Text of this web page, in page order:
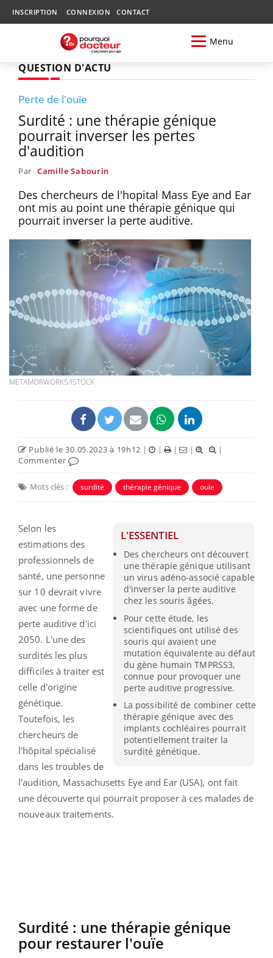
INSCRIPTION CONNEXION CONTACT
Menu
QUESTION D'ACTU
Perte de l'ouïe
Surdité : une thérapie génique
pourrait inverser les pertes
d'audition
Par Camille Sabourin
Des chercheurs de l'hopital Mass Eye and Ear
ont mis au point une thérapie génique qui
pourrait inverser la perte auditive.
METAMORWORKS/ISTOCK
Publié le 30.05.2023 à 19h12 | | | |
|
Commenter
Mots clés : surdité thérapie génique ouïe
L'ESSENTIEL
Des chercheurs ont découvert
une thérapie génique utilisant
un virus adéno-associé capable
d'inverser la perte auditive
chez les souris âgées.
Pour cette étude, les
scientifiques ont utilisé des
souris qui avaient une
mutation équivalente au défaut
du gène humain TMPRSS3,
connue pour provoquer une
perte auditive progressive.
La possibilité de combiner cette
thérapie génique avec des
implants cochléaires pourrait
potentiellement traiter la
surdité génétique.
Selon les
estimations des
professionnels de
santé, une personne
sur 10 devrait vivre
avec une forme de
perte auditive d'ici
2050. L'une des
surdités les plus
difficiles à traiter est
celle d'origine
génétique.
Toutefois, les
chercheurs de
l'hôpital spécialisé
dans les troubles de
l'audition, Massachusetts Eye and Ear (USA), ont fait
une découverte qui pourrait proposer à ces malades de
nouveaux traitements.
Surdité : une thérapie génique
pour restaurer l'ouïe